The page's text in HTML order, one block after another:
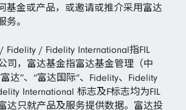
基金或产品，或邀请或推介采用富达
务。
/ Fidelity International指FIL
司，富达基金指富达基金管理（中
达”、“富达国际”、Fidelity、Fidelity
International 标志及F标志均为FIL
达只就产品及服务提供数据。富达投